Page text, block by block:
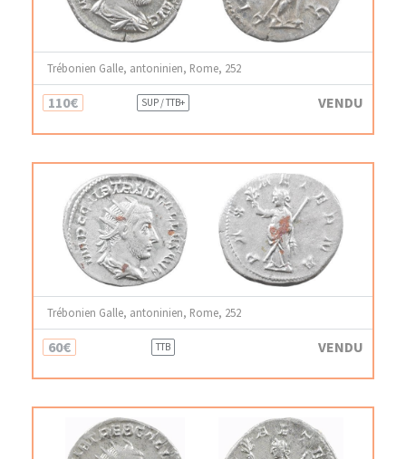
Trébonien Galle, antoninien, Rome, 252
110€ SUP / TTB+ VENDU
Trébonien Galle, antoninien, Rome, 252
60€ TTB VENDU